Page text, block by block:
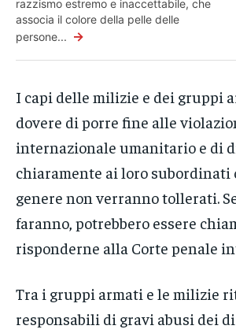
razzismo estremo e inaccettabile, che
associa il colore della pelle delle
persone... →
I capi delle milizie e dei gruppi
dovere di porre fine alle
internazionale umanitario e di
chiaramente ai loro subordinati
genere non verranno tollerati.
faranno, potrebbero essere
risponderne alla Corte penale
Tra i gruppi armati e le milizie
responsabili di gravi abusi dei